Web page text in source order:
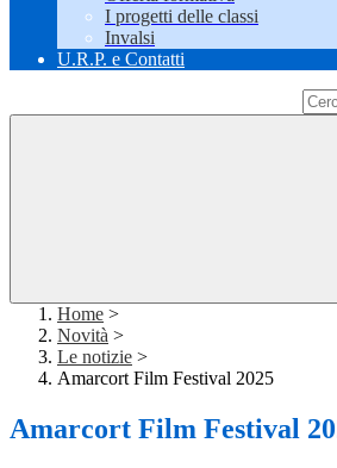
I progetti delle classi
Invalsi
U.R.P. e Contatti
Home >
Novità >
Le notizie >
Amarcort Film Festival 2025
Amarcort Film Festival